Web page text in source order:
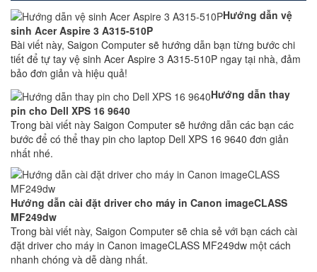
Hướng dẫn vệ
sinh Acer Aspire 3 A315-510P
Bài viết này, Saigon Computer sẽ hướng dẫn bạn từng bước chi
tiết để tự tay vệ sinh Acer Aspire 3 A315-510P ngay tại nhà, đảm
bảo đơn giản và hiệu quả!
Hướng dẫn thay
pin cho Dell XPS 16 9640
Trong bài viết này Saigon Computer sẽ hướng dẫn các bạn các
bước để có thể thay pin cho laptop Dell XPS 16 9640 đơn giản
nhất nhé.
Hướng dẫn cài đặt driver cho máy in Canon imageCLASS
MF249dw
Trong bài viết này, Saigon Computer sẽ chia sẻ với bạn cách cài
đặt driver cho máy in Canon imageCLASS MF249dw một cách
nhanh chóng và dễ dàng nhất.